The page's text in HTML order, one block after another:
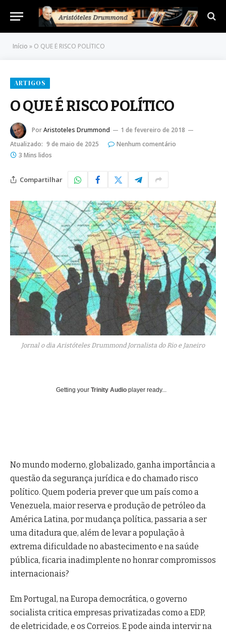
Início » O QUE É RISCO POLÍTICO
ARTIGOS
O QUE É RISCO POLÍTICO
PorAristoteles Drummond
1 de fevereiro de 2018
Atualizado: 9 de maio de 2025
Nenhum comentário
3 Mins lidos
Compartilhar
Jornal o dia Aristóteles Drummond Jornalista do Rio e Janeiro
Getting your Trinity Audio player ready...
No mundo moderno, globalizado, ganha importância a
questão da segurança jurídica e do chamado risco
político. Quem poderia prever que um país como a
Venezuela, maior reserva e produção de petróleo da
América Latina, por mudança política, passaria a ser
uma ditadura que, além de levar a população à
extrema dificuldade no abastecimento e na saúde
pública, ficaria inadimplente no honrar compromissos
internacionais?
Em Portugal, na Europa democrática, o governo
socialista critica empresas privatizadas como a EDP,
de eletricidade, e os Correios. E pode ainda intervir na